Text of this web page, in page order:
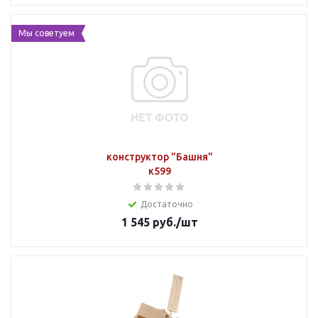
Мы советуем
конструктор "Башня"
к599
Достаточно
1 545руб./шт